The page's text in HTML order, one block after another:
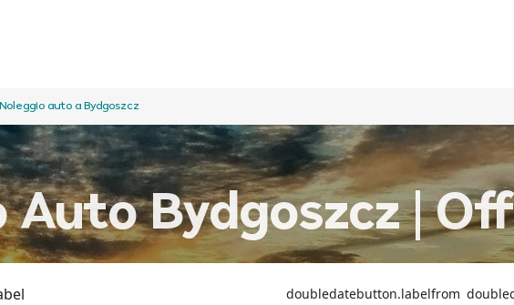
Noleggio auto a Bydgoszcz
Auto Bydgoszcz |
doubledatebutton.labelfrom